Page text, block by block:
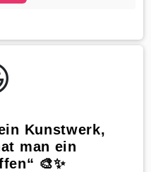
Kunstwerk,
man ein
🎨✨